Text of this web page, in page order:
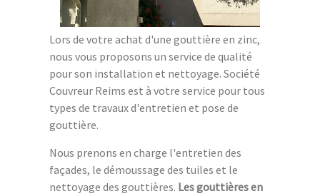
Lors de votre achat d'une gouttière en zinc,
nous vous proposons un service de qualité
pour son installation et nettoyage. Société
Couvreur Reims est à votre service pour tous
types de travaux d'entretien et pose de
gouttière.
Nous prenons en charge l'entretien des
façades, le démoussage des tuiles et le
nettoyage des gouttières. Les gouttières en